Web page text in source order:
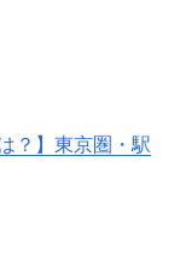
？】東京圏・駅